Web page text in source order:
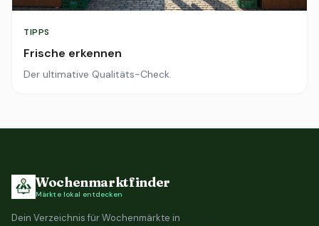
TIPPS
Frische erkennen
Der ultimative Qualitäts-Check.
Wochenmarktfinder
Märkte lokal entdecken
Dein Verzeichnis für Wochenmärkte in